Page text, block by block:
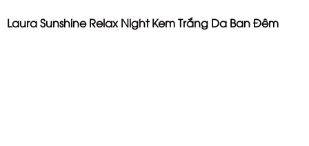
Laura Sunshine Relax Night Kem Trắng Da Ban Đêm